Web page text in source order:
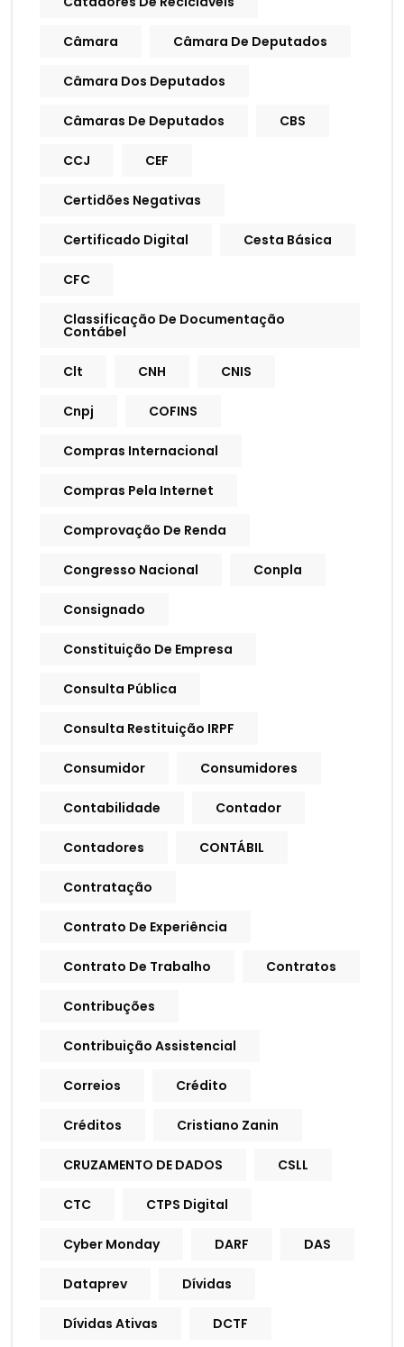
Câmara Câmara De Deputados
Câmara Dos Deputados
Câmaras De Deputados CBS
CCJ CEF
Certidões Negativas
Certificado Digital Cesta Básica
CFC
Classificação De Documentação
Contábel
Clt CNH CNIS
Cnpj COFINS
Compras Internacional
Compras Pela Internet
Comprovação De Renda
Congresso Nacional Conpla
Consignado
Constituição De Empresa
Consulta Pública
Consulta Restituição IRPF
Consumidor Consumidores
Contabilidade Contador
Contadores CONTÁBIL
Contratação
Contrato De Experiência
Contrato De Trabalho Contratos
Contribuções
Contribuição Assistencial
Correios Crédito
Créditos Cristiano Zanin
CRUZAMENTO DE DADOS CSLL
CTC CTPS Digital
Cyber Monday DARF DAS
Dataprev Dívidas
Dívidas Ativas DCTF